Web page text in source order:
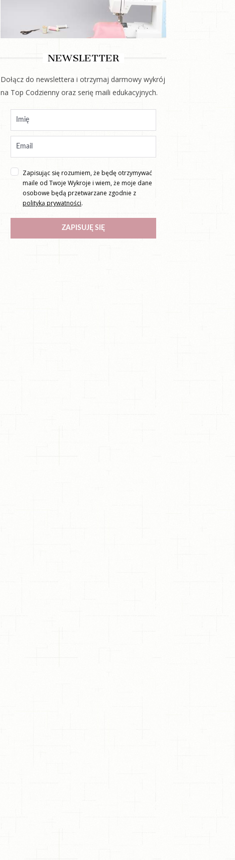
NEWSLETTER
Dołącz do newslettera i otrzymaj darmowy wykrój
na Top Codzienny oraz serię maili edukacyjnych.
Zapisując się rozumiem, że będę otrzymywać
maile od Twoje Wykroje i wiem, że moje dane
osobowe będą przetwarzane zgodnie z
polityką prywatności.
ZAPISUJĘ SIĘ